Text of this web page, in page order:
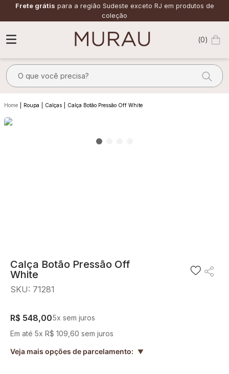
Frete grátis para a região Sudeste exceto RJ em produtos de
coleção
0
O que você precisa?
Roupa Calças Calça Botão Pressão Off White
Calça Botão Pressão Off
White
SKU: 71281
R$ 548,005x sem juros
Em até 5x R$ 109 60 sem juros
Veja mais opções de parcelamento: ▲
10º off white